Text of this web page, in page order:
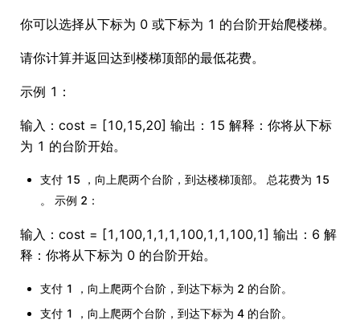
你可以选择从下标为 0 或下标为 1 的台阶开始爬楼梯。
请你计算并返回达到楼梯顶部的最低花费。
示例 1：
输入：cost = [10,15,20] 输出：15 解释：你将从下标
为 1 的台阶开始。
支付 15 ，向上爬两个台阶，到达楼梯顶部。 总花费为 15
。 示例 2：
输入：cost = [1,100,1,1,1,100,1,1,100,1] 输出：6 解
释：你将从下标为 0 的台阶开始。
支付 1 ，向上爬两个台阶，到达下标为 2 的台阶。
支付 1 ，向上爬两个台阶，到达下标为 4 的台阶。